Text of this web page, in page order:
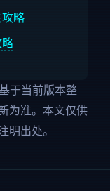
略
于当前版本整
为准。本文仅供
明出处。